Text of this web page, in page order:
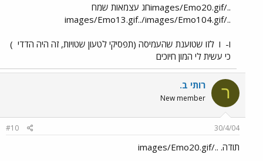
../images/Emo20.gifחג עצמאות שמח
../images/Emo13.gif../images/Emo104.gif
ו- ו לזו שטוענת שהעמיסה (תפסיקי לטעון שטויות, זה היה הדדי )
כי עשית לי המון חיוכים
ר רותי ב.
New member
30/4/04
#10
תודה. ../images/Emo20.gif